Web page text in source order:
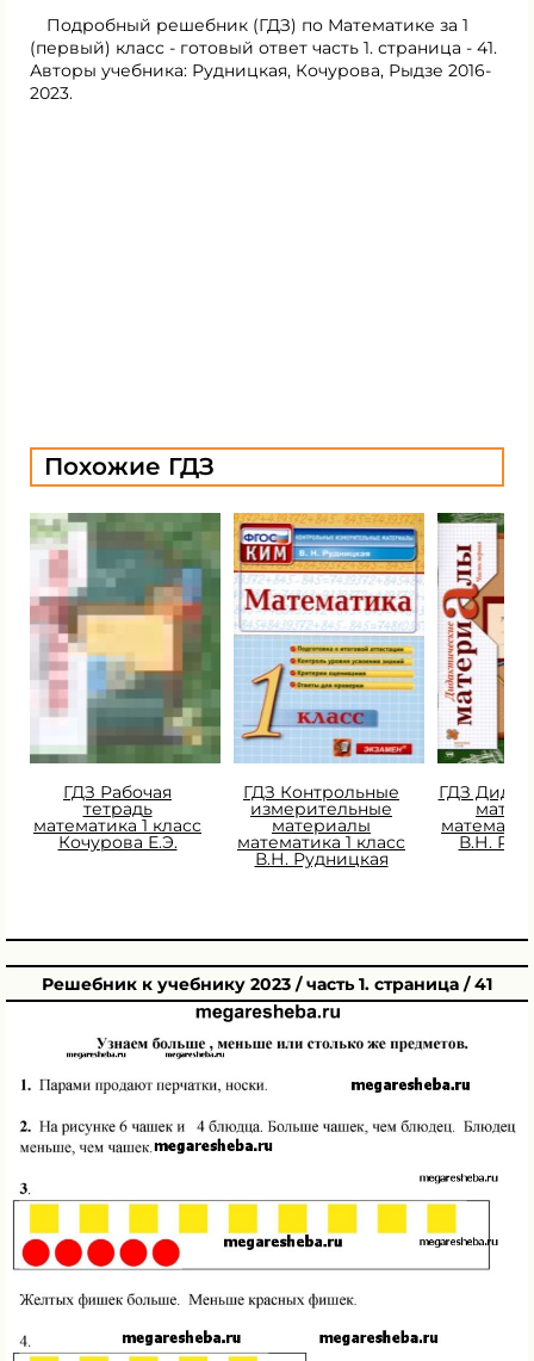
Подробный решебник (ГДЗ) по Математике за 1
(первый) класс - готовый ответ часть 1. страница - 41.
Авторы учебника: Рудницкая, Кочурова, Рыдзе 2016-
2023.
Похожие ГДЗ
ГДЗ Рабочая
тетрадь
математика 1 класс
Кочурова Е.Э.
ГДЗ Контрольные
измерительные
материалы
математика 1 класс
В.Н. Рудницкая
ГДЗ
В.Н.
Решебник к учебнику 2023 / часть 1. страница / 41